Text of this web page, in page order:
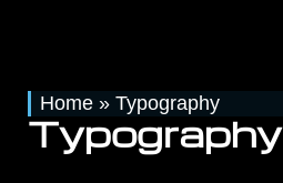
Home » Typography
Typography